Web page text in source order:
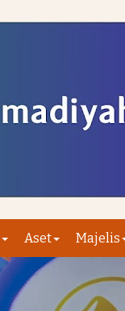
Aset Majelis